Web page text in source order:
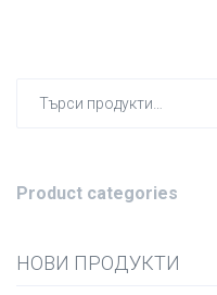
Product categories
НОВИ ПРОДУКТИ